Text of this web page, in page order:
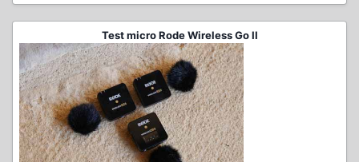
Test micro Rode Wireless Go II